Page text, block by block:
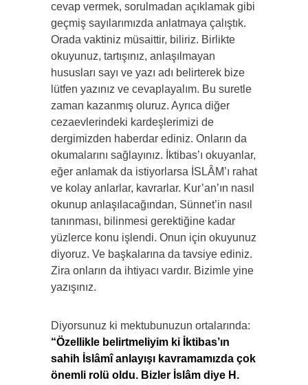
cevap vermek, sorulmadan açıklamak gibi
geçmiş sayılarımızda anlatmaya çalıştık.
Orada vaktiniz müsaittir, biliriz. Birlikte
okuyunuz, tartışınız, anlaşılmayan
hususları sayı ve yazı adı belirterek bize
lütfen yazınız ve cevaplayalım. Bu suretle
zaman kazanmış oluruz. Ayrıca diğer
cezaevlerindeki kardeşlerimizi de
dergimizden haberdar ediniz. Onların da
okumalarını sağlayınız. İktibas’ı okuyanlar,
eğer anlamak da istiyorlarsa İSLÂM’ı rahat
ve kolay anlarlar, kavrarlar. Kur’an’ın nasıl
okunup anlaşılacağından, Sünnet’in nasıl
tanınması, bilinmesi gerektiğine kadar
yüzlerce konu işlendi. Onun için okuyunuz
diyoruz. Ve başkalarına da tavsiye ediniz.
Zira onların da ihtiyacı vardır. Bizimle yine
yazışınız.
Diyorsunuz ki mektubunuzun ortalarında:
“Özellikle belirtmeliyim ki İktibas’ın
sahih İslâmî anlayışı kavramamızda çok
önemli rolü oldu. Bizler İslâm diye H.